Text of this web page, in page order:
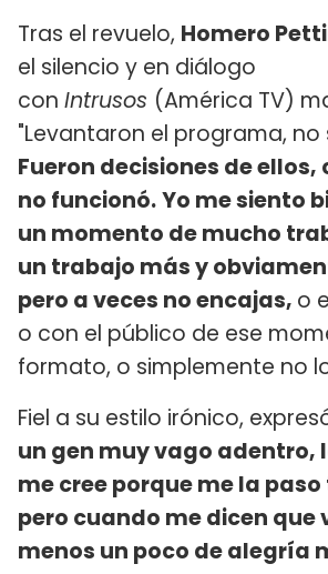
Tras el revuelo, Homero
el silencio y en diálogo
con Intrusos (América TV)
"Levantaron el programa, no
Fueron decisiones de
no funcionó.Yo me siento
un momento de mucho
un trabajo más y
pero a veces no encajas, o
o con el público de ese
formato, o simplemente no
Fiel a su estilo irónico,
un gen muy vago adentro,
me cree porque me la
pero cuando me dicen que
menos un poco de alegría